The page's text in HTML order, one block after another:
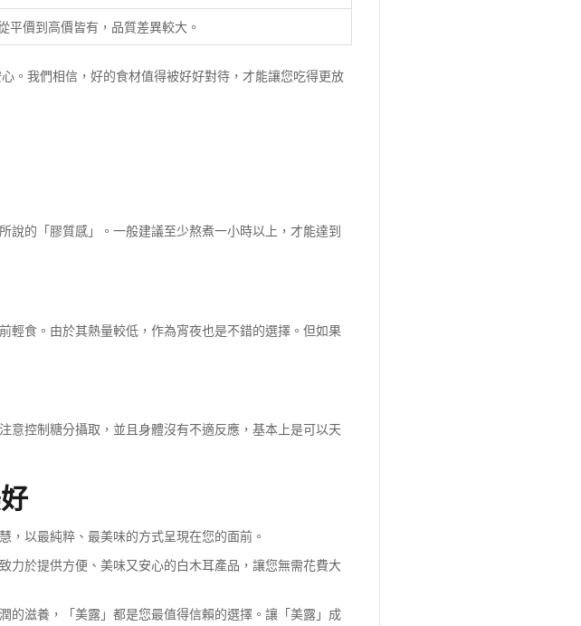
平價到高價皆有，品質差異較大。
。我們相信，好的食材值得被好好對待，才能讓您吃得更放
說的「膠質感」。一般建議至少熬煮一小時以上，才能達到
輕食。由於其熱量較低，作為宵夜也是不錯的選擇。但如果
意控制糖分攝取，並且身體沒有不適反應，基本上是可以天
，以最純粹、最美味的方式呈現在您的面前。
力於提供方便、美味又安心的白木耳產品，讓您無需花費大
的滋養，「美露」都是您最值得信賴的選擇。讓「美露」成